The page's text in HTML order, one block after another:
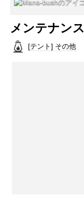
メンテナンス
[テント] その他